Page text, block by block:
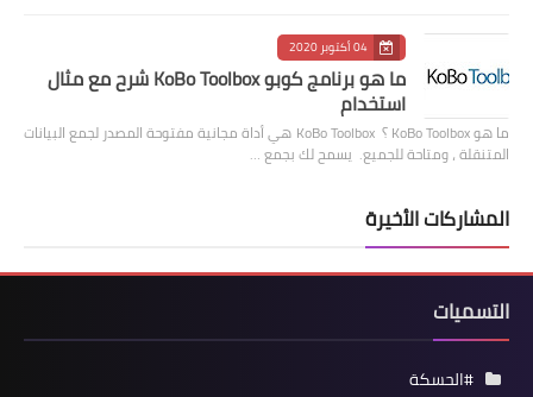
04 أكتوبر 2020
ما هو برنامج كوبو KoBo Toolbox شرح مع مثال
استخدام
ما هو KoBo Toolbox ؟ KoBo Toolbox هي أداة مجانية مفتوحة المصدر لجمع البيانات
المتنقلة ، ومتاحة للجميع. يسمح لك بجمع …
المشاركات الأخيرة
التسميات
#الحسكة